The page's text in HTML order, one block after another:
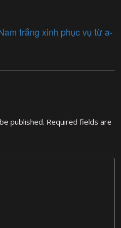
trắng xinh phục vụ từ a-
published. Required fields are